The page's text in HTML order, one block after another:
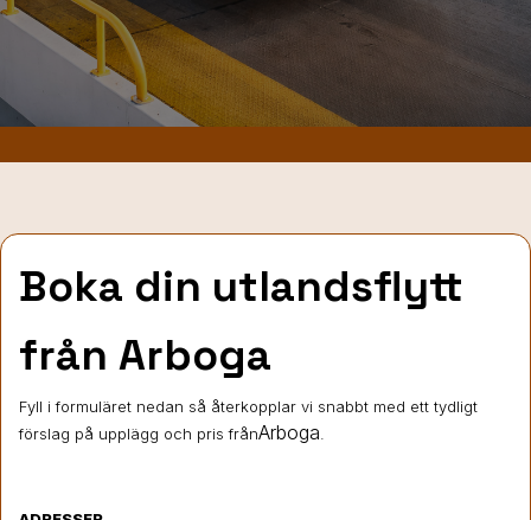
Boka din utlandsflytt
från Arboga
Fyll i formuläret nedan så återkopplar vi snabbt med ett tydligt
förslag på upplägg och pris frånArboga